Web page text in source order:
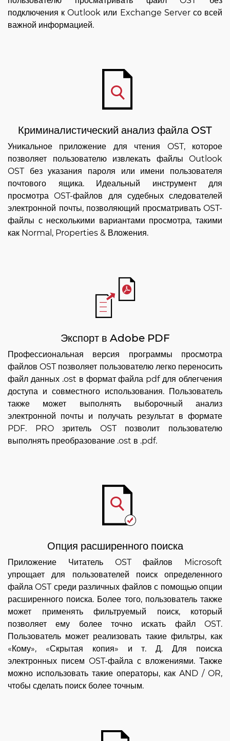
подключения к Outlook или Exchange Server со всей
важной информацией.
Криминалистический анализ файла OST
Уникальное приложение для чтения OST, которое
позволяет пользователю извлекать файлы Outlook
OST без указания пароля или имени пользователя
почтового ящика. Идеальный инструмент для
просмотра OST-файлов для судебных следователей
электронной почты, позволяющий просматривать OST-
файлы с несколькими вариантами просмотра, такими
как Normal, Properties & Вложения.
Экспорт в Adobe PDF
Профессиональная версия программы просмотра
файлов OST позволяет пользователю легко переносить
файл данных .ost в формат файла pdf для облегчения
доступа и совместного использования. Пользователь
также может выполнять выборочный анализ
электронной почты и получать результат в формате
PDF. PRO зритель OST позволит пользователю
выполнять преобразование .ost в .pdf.
Опция расширенного поиска
Приложение Читатель OST файлов Microsoft
упрощает для пользователей поиск определенного
файла OST среди различных файлов с помощью опции
расширенного поиска. Более того, пользователь также
может применять фильтруемый поиск, который
позволяет ему более точно искать файл OST.
Пользователь может реализовать такие фильтры, как
«Кому», «Скрытая копия» и т. Д. Для поиска
электронных писем OST-файла с вложениями. Также
можно использовать такие операторы, как AND / OR,
чтобы сделать поиск более точным.